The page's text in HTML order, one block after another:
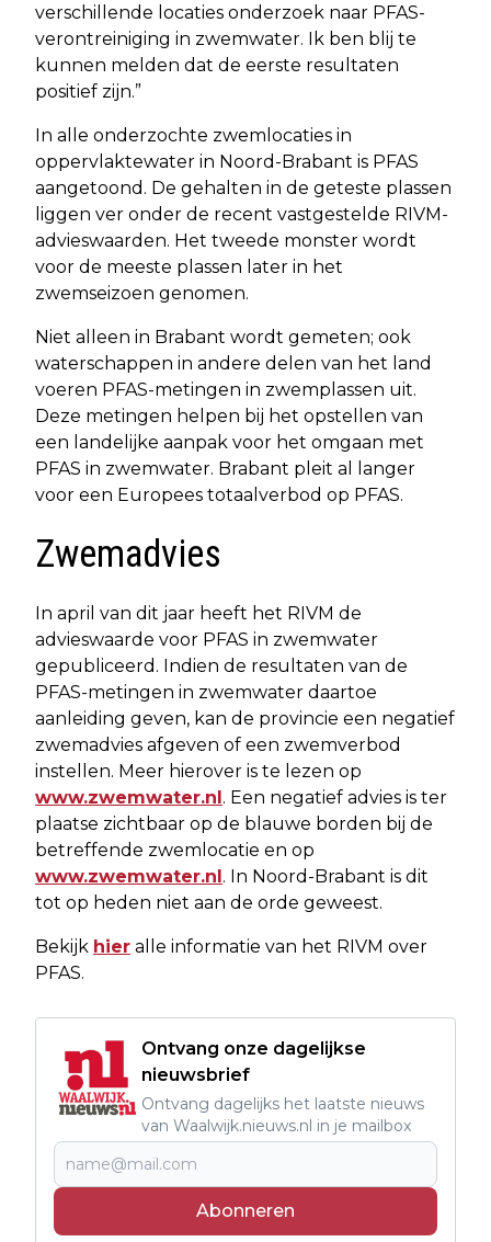
verschillende locaties onderzoek naar PFAS-
verontreiniging in zwemwater. Ik ben blij te
kunnen melden dat de eerste resultaten
positief zijn.”
In alle onderzochte zwemlocaties in
oppervlaktewater in Noord-Brabant is PFAS
aangetoond. De gehalten in de geteste plassen
liggen ver onder de recent vastgestelde RIVM-
advieswaarden. Het tweede monster wordt
voor de meeste plassen later in het
zwemseizoen genomen.
Niet alleen in Brabant wordt gemeten; ook
waterschappen in andere delen van het land
voeren PFAS-metingen in zwemplassen uit.
Deze metingen helpen bij het opstellen van
een landelijke aanpak voor het omgaan met
PFAS in zwemwater. Brabant pleit al langer
voor een Europees totaalverbod op PFAS.
Zwemadvies
In april van dit jaar heeft het RIVM de
advieswaarde voor PFAS in zwemwater
gepubliceerd. Indien de resultaten van de
PFAS-metingen in zwemwater daartoe
aanleiding geven, kan de provincie een negatief
zwemadvies afgeven of een zwemverbod
instellen. Meer hierover is te lezen op
www.zwemwater.nl. Een negatief advies is ter
plaatse zichtbaar op de blauwe borden bij de
betreffende zwemlocatie en op
www.zwemwater.nl. In Noord-Brabant is dit
tot op heden niet aan de orde geweest.
Bekijk hier alle informatie van het RIVM over
PFAS.
Ontvang onze dagelijkse
nieuwsbrief
Ontvang dagelijks het laatste nieuws
van Waalwijk.nieuws.nl in je mailbox
Abonneren